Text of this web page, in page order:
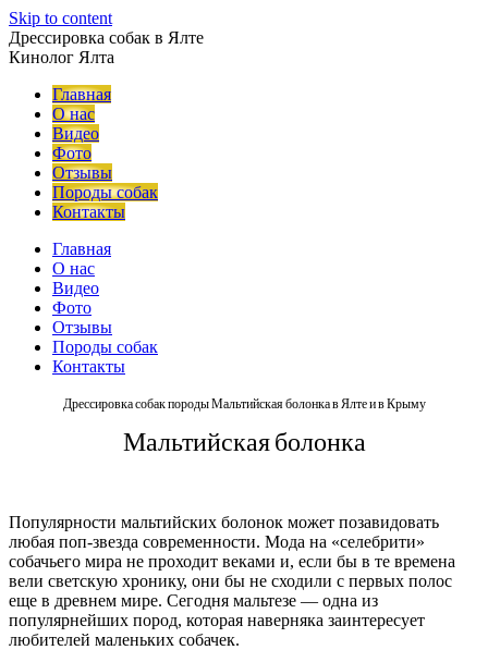
Skip to content
Дрессировка собак в Ялте
Кинолог Ялта
Главная
О нас
Видео
Фото
Отзывы
Породы собак
Контакты
Главная
О нас
Видео
Фото
Отзывы
Породы собак
Контакты
Дрессировка собак породы Мальтийская болонка в Ялте и в Крыму
Мальтийская болонка
Популярности мальтийских болонок может позавидовать
любая поп-звезда современности. Мода на «селебрити»
собачьего мира не проходит веками и, если бы в те времена
вели светскую хронику, они бы не сходили с первых полос
еще в древнем мире. Сегодня мальтезе — одна из
популярнейших пород, которая наверняка заинтересует
любителей маленьких собачек.